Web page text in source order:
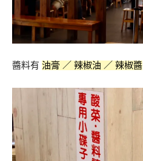
醬料有 油膏 ／ 辣椒油 ／ 辣椒醬